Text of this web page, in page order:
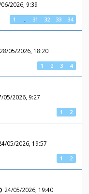
2026, 9:39
1 … 31 32 33 34
28/05/2026, 18:20
1 2 3 4
05/2026, 9:27
1 2
05/2026, 19:57
1 2
24/05/2026, 19:40